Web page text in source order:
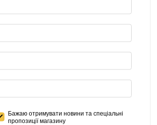
Бажаю отримувати новини та спеціальні
пропозиціїмагазину